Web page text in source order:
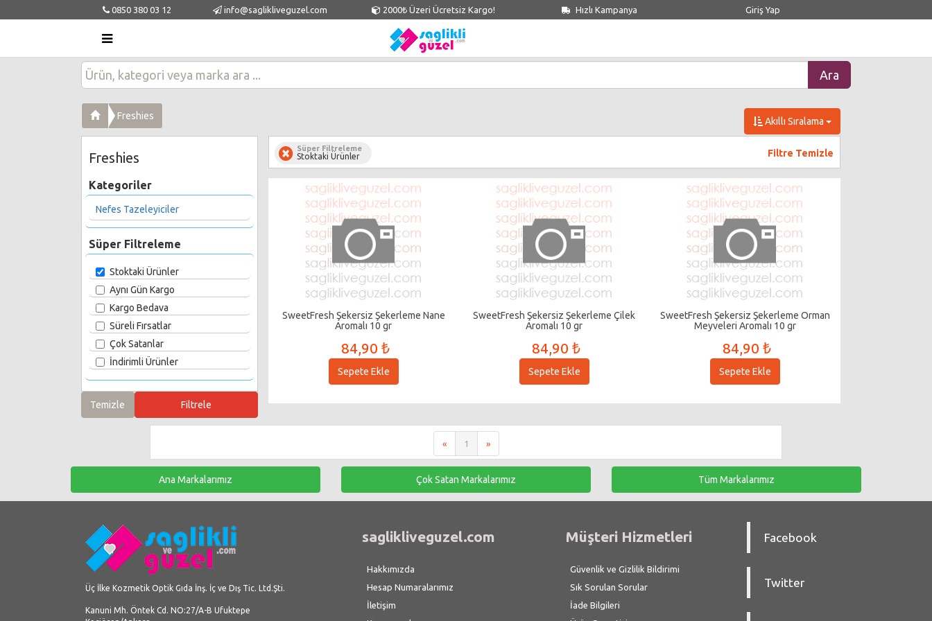
0850 380 03 12 info@saglikliveguzel.com 2000₺ Üzeri Ücretsiz Kargo! Hızlı Kampanya Giriş Yap
Freshies
Freshies
Kategoriler
Nefes Tazeleyiciler
Süper Filtreleme
Stoktaki Ürünler
Aynı Gün Kargo
Kargo Bedava
Süreli Fırsatlar
Çok Satanlar
İndirimli Ürünler
Akıllı Sıralama
Süper Filtreleme
Stoktaki Ürünler Filtre Temizle
SweetFresh Şekersiz Şekerleme Nane
Aromalı 10 gr
84,90 ₺
Sepete Ekle
SweetFresh Şekersiz Şekerleme Çilek
Aromalı 10 gr
84,90 ₺
Sepete Ekle
SweetFresh Şekersiz Şekerleme Orman
Meyveleri Aromalı 10 gr
84,90 ₺
Sepete Ekle
« 1 »
Ana Markalarımız Çok Satan Markalarımız Tüm Markalarımız
Üç İlke Kozmetik Optik Gıda İnş. İç ve Dış Tic. Ltd.Şti.
Kanuni Mh. Öntek Cd. NO:27/A-B Ufuktepe
saglikliveguzel.com
Hakkımızda
Hesap Numaralarımız
İletişim
Müşteri Hizmetleri
Güvenlik ve Gizlilik Bildirimi
Sık Sorulan Sorular
İade Bilgileri
Facebook
Twitter